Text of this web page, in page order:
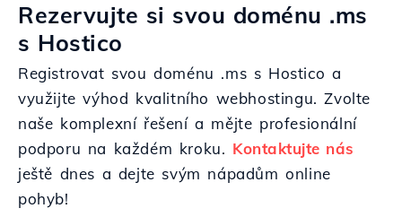
Rezervujte si svou doménu .ms
s Hostico
Registrovat svou doménu .ms s Hostico a
využijte výhod kvalitního webhostingu. Zvolte
naše komplexní řešení a mějte profesionální
podporu na každém kroku. Kontaktujte nás
ještě dnes a dejte svým nápadům online
pohyb!